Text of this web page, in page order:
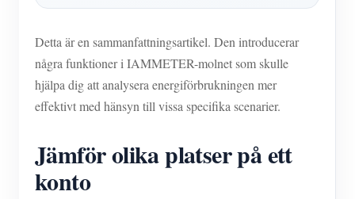
Nyheter
Bloggar
Utforska
Belöningsprogram
Kontakt
Om oss
Detta är en sammanfattningsartikel. Den introducerar
några funktioner i IAMMETER-molnet som skulle
hjälpa dig att analysera energiförbrukningen mer
effektivt med hänsyn till vissa specifika scenarier.
Jämför olika platser på ett
konto